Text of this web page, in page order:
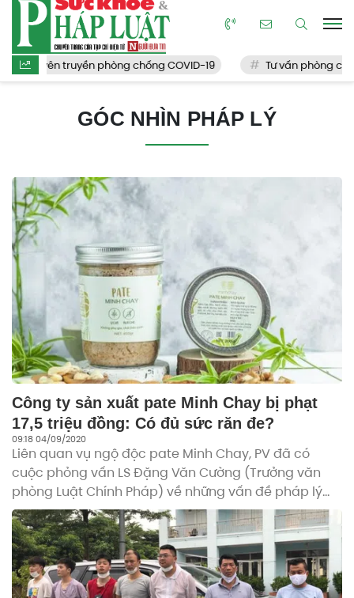
Tuyên truyền phòng chống COVID-19 Tư vấn phòng
GÓC NHÌN PHÁP LÝ
Công ty sản xuất pate Minh Chay bị phạt
17,5 triệu đồng: Có đủ sức răn đe?
09:18 04/09/2020
Liên quan vụ ngộ độc pate Minh Chay, PV đã có
cuộc phỏng vấn LS Đặng Văn Cường (Trưởng văn
phòng Luật Chính Pháp) về những vấn đề pháp lý
liên quan đến vụ việc này.